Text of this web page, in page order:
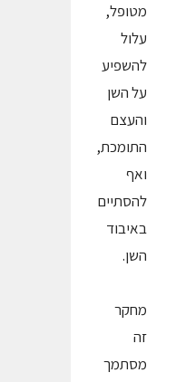
מטופל,
עלול
להשפיע
על השן
והעצם
התומכת,
ואף
להסתיים
באיבוד
השן.
מחקר
זה
מסתמך